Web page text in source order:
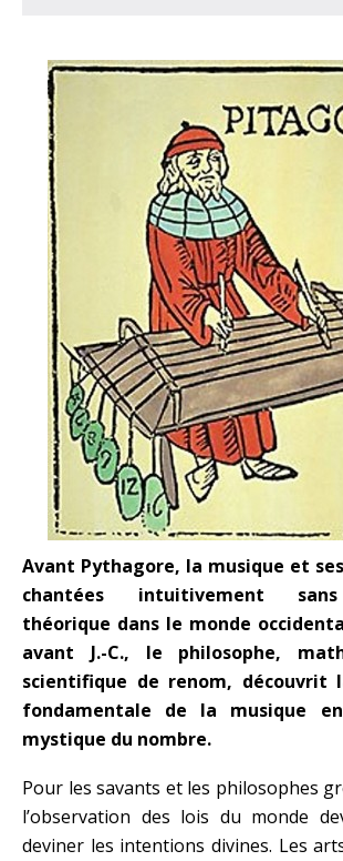
Avant Pythagore, la musique et
chantées intuitivement
théorique dans le monde
avant J.-C., le philosophe,
scientifique de renom, découvrit
fondamentale de la musique
mystique du nombre.
Pour les savants et les philosophes
l’observation des lois du monde
deviner les intentions divines. Les